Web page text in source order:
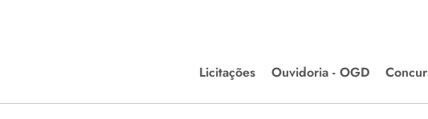
Licitações Ouvidoria - OGD